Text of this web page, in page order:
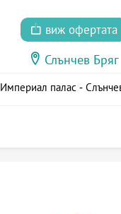
виж офертата
Слънчев Бряг
Империал палас -